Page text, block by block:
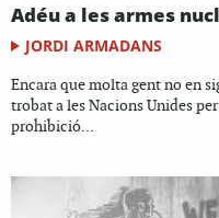
Adéu a les armes
JORDI ARMADANS
Encara que molta gent no en
trobat a les Nacions Unides
prohibició...